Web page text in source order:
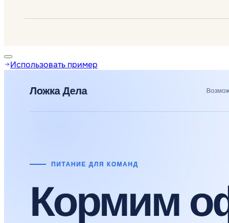
Использовать пример